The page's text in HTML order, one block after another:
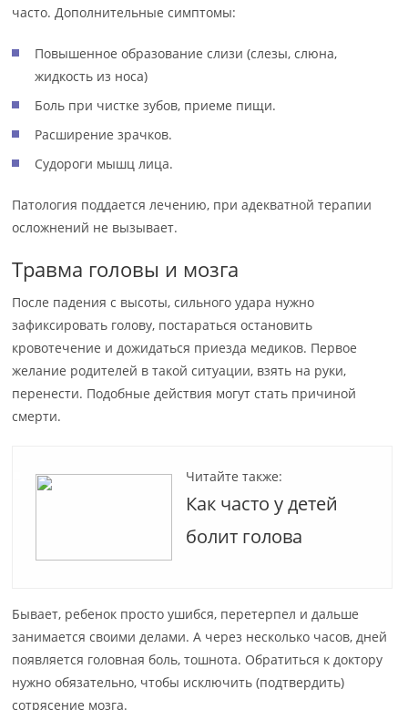
часто. Дополнительные симптомы:
Повышенное образование слизи (слезы, слюна,
жидкость из носа)
Боль при чистке зубов, приеме пищи.
Расширение зрачков.
Судороги мышц лица.
Патология поддается лечению, при адекватной терапии
осложнений не вызывает.
Травма головы и мозга
После падения с высоты, сильного удара нужно
зафиксировать голову, постараться остановить
кровотечение и дожидаться приезда медиков. Первое
желание родителей в такой ситуации, взять на руки,
перенести. Подобные действия могут стать причиной
смерти.
Читайте также:
Как часто у детей
болит голова
Бывает, ребенок просто ушибся, перетерпел и дальше
занимается своими делами. А через несколько часов, дней
появляется головная боль, тошнота. Обратиться к доктору
нужно обязательно, чтобы исключить (подтвердить)
сотрясение мозга.